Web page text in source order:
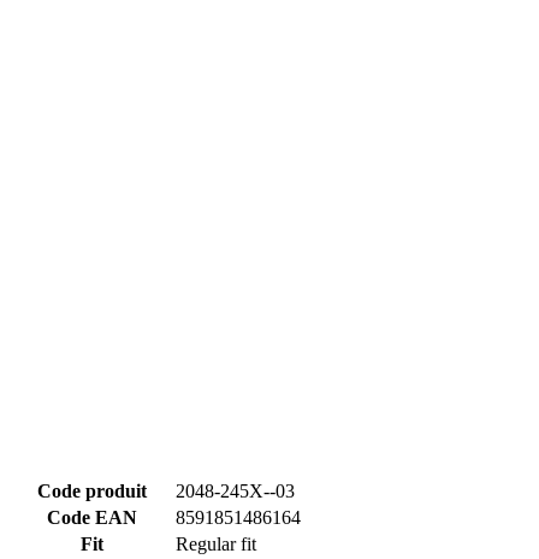
Code produit
2048-245X--03
Code EAN
8591851486164
Fit
Regular fit